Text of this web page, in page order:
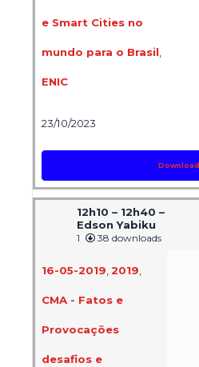
e Smart Cities no
mundo para o Brasil,
ENIC
23/10/2023
Download
12h10 – 12h40 –
Edson Yabiku
1 38 downloads
16-05-2019 2019
CMA - Fatos e
Provocações
desafios e